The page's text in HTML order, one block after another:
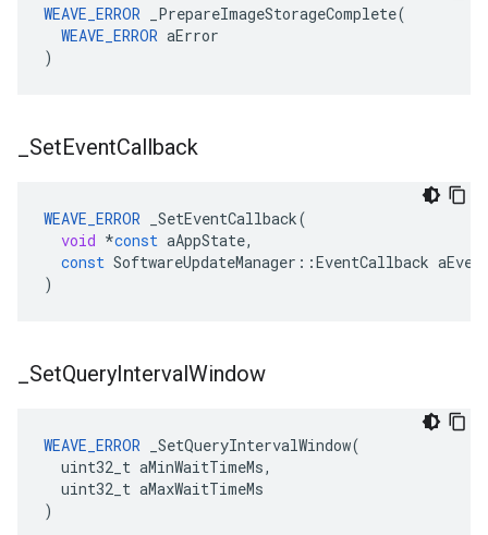
WEAVE_ERROR _PrepareImageStorageComplete(
WEAVE_ERROR aError
)
SetEventCallback
WEAVE_ERROR _SetEventCallback(
void *const aAppState,
const SoftwareUpdateManager ::EventCallback
)
SetQueryIntervalWindow
WEAVE_ERROR _SetQueryIntervalWindow(
  uint32_t aMinWaitTimeMs,
  uint32_t aMaxWaitTimeMs
)